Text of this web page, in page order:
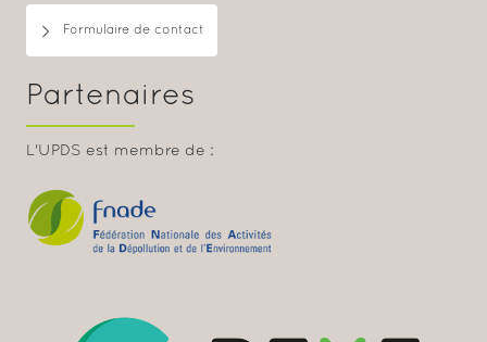
Formulaire de contact
Partenaires
L'UPDS est membre de :